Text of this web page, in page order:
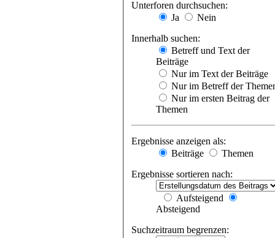
Unterforen durchsuchen:
Ja
Nein
Innerhalb suchen:
Betreff und Text der
Beiträge
Nur im Text der Beiträge
Nur im Betreff der
Nur im ersten Beitrag der
Themen
Ergebnisse anzeigen als:
Beiträge
Themen
Ergebnisse sortieren nach:
Aufsteigend
Absteigend
Suchzeitraum begrenzen: